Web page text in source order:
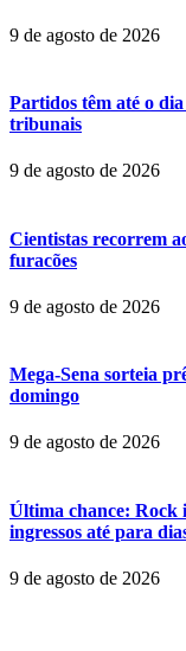
9 de agosto de 2026
Partidos têm até o
tribunais
9 de agosto de 2026
Cientistas recorrem
furacões
9 de agosto de 2026
Mega-Sena sorteia
domingo
9 de agosto de 2026
Última chance: Rock
ingressos até para
9 de agosto de 2026